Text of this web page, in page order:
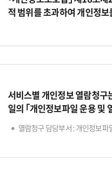
적 범위를 초과하여 개인정
서비스별 개인정보 열람청
일의 ｢개인정보파일 운용 및
열람청구 담당부서 : 개인정보파